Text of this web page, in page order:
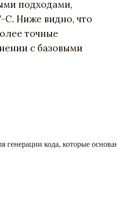
подходами,
C. Ниже видно, что
точные
с базовыми
генерации кода, которые